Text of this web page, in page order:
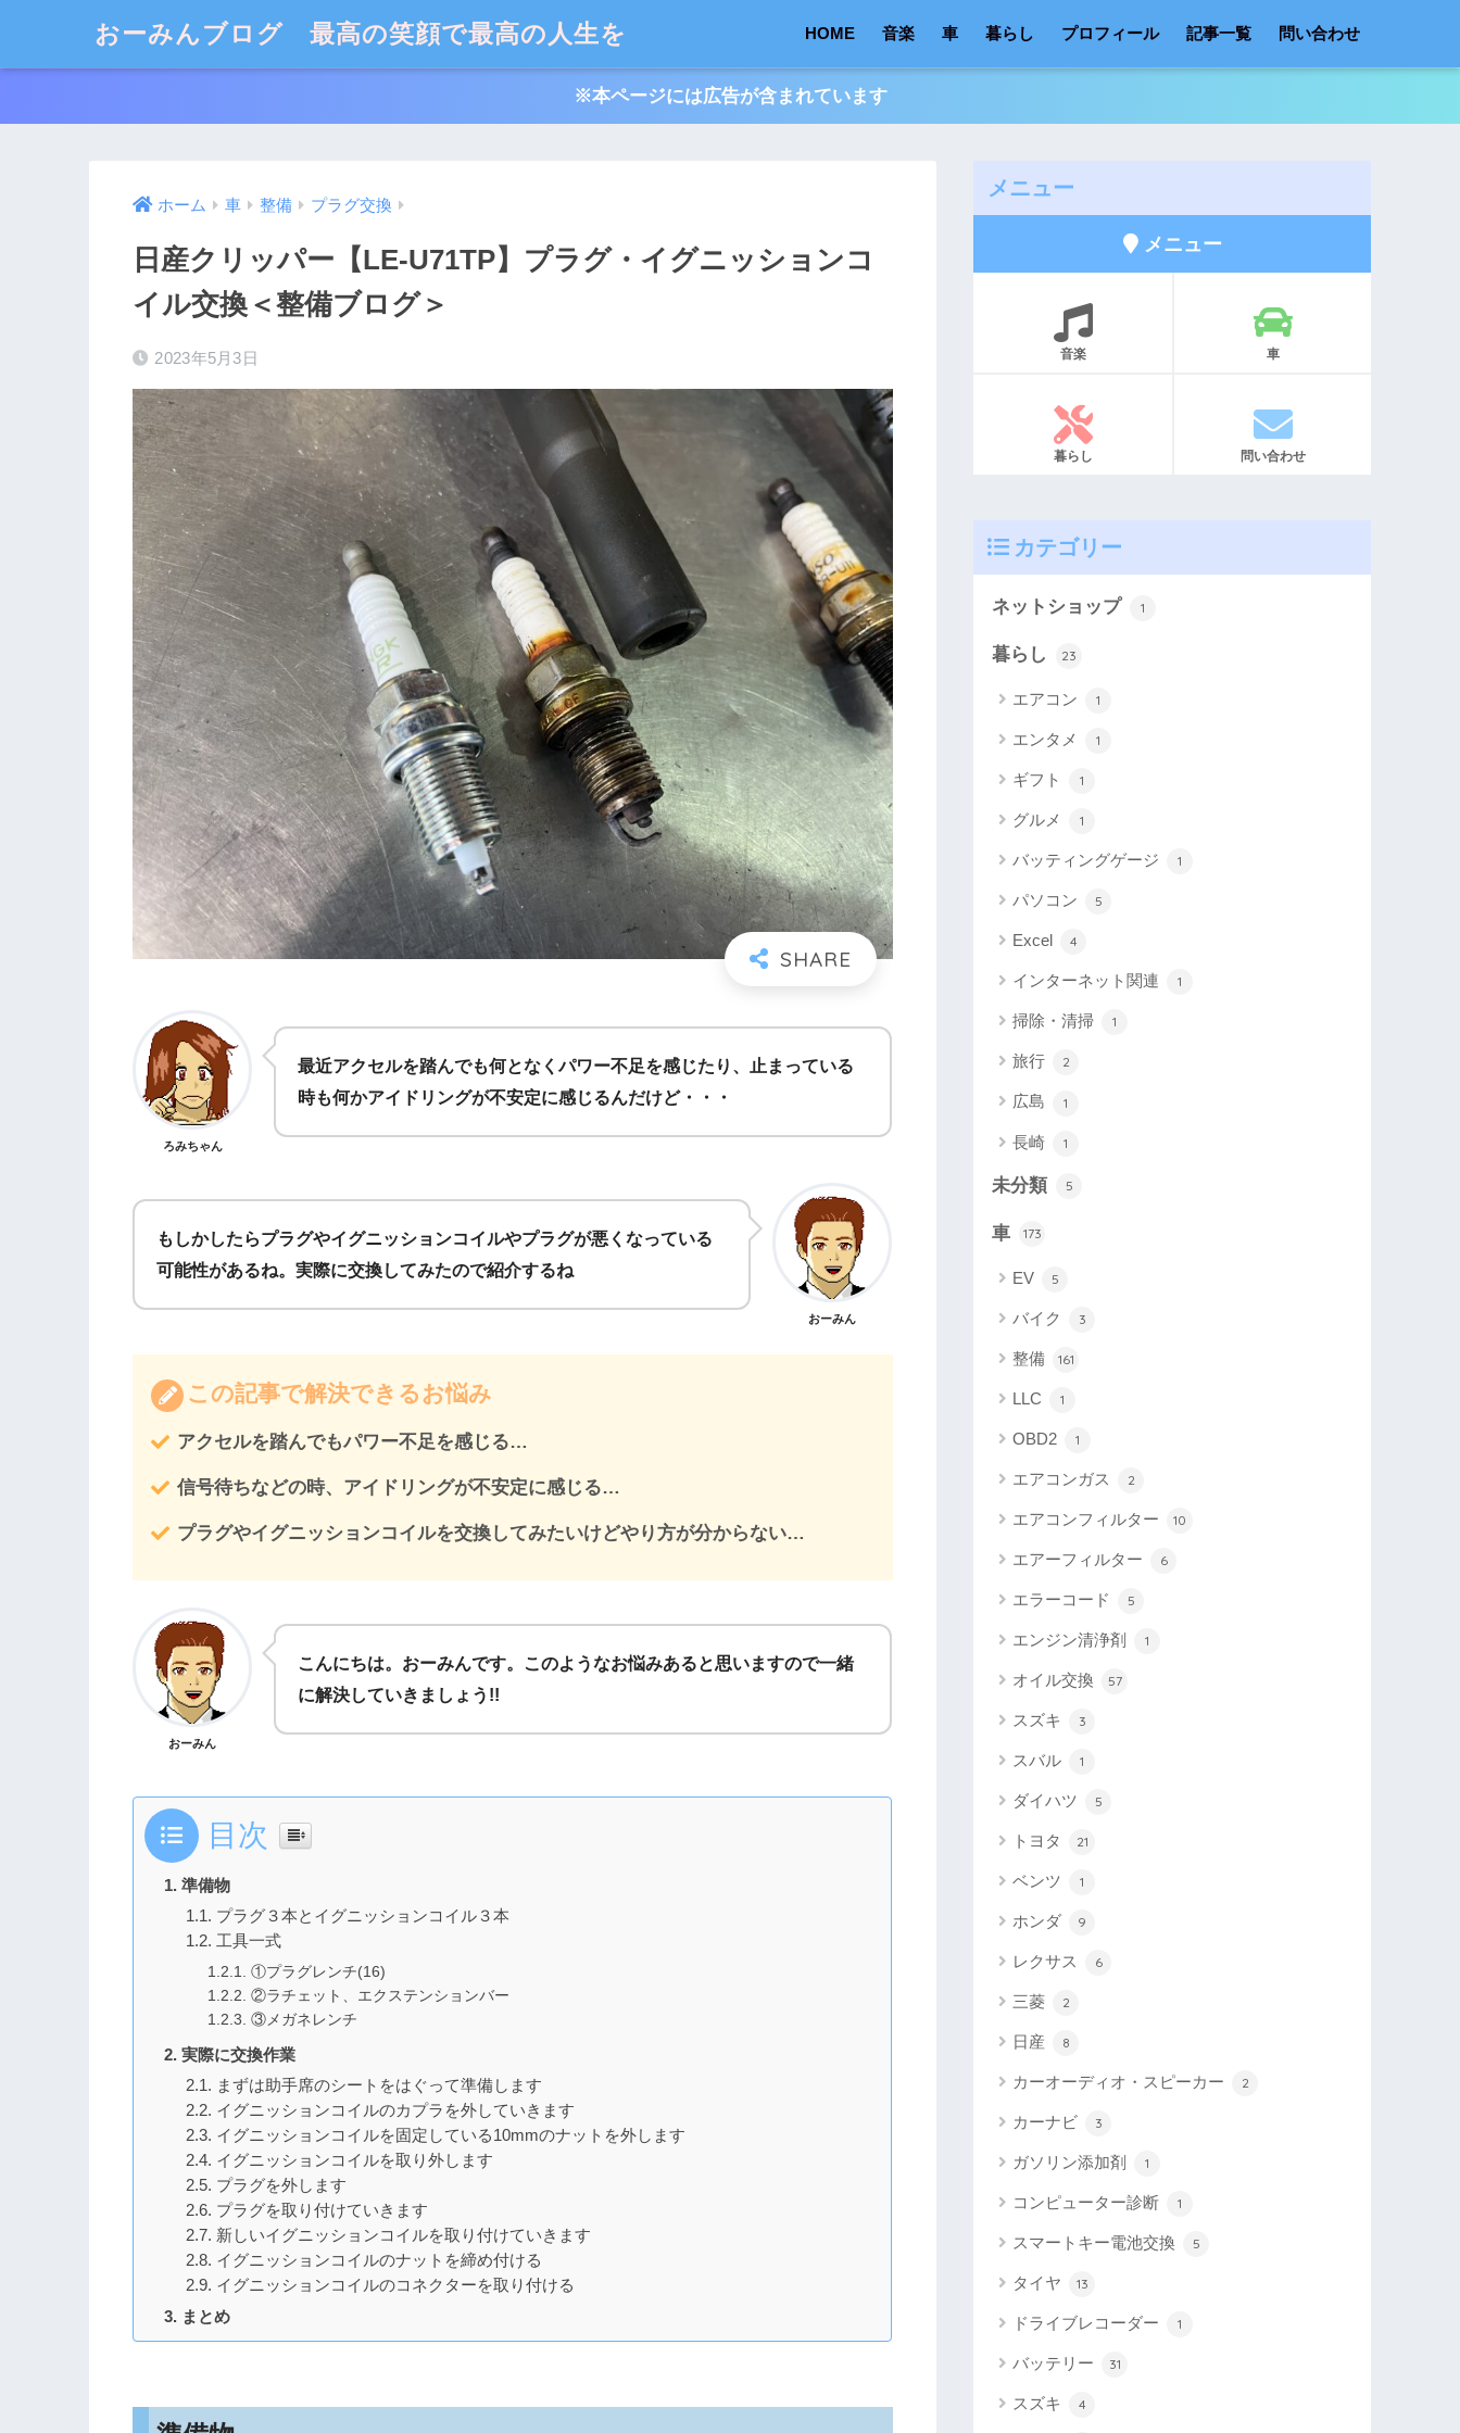
おーみんブログ 最高の笑顔で最高の人生を HOME 音楽 車 暮らし プロフィール 記事一覧 問い合わせ
※本ページには広告が含まれています
ホーム 車 整備 プラグ交換
日産クリッパー【LE-U71TP】プラグ・イグニッションコ
イル交換＜整備ブログ＞
2023年5月3日
ろみちゃん
最近アクセルを踏んでも何となくパワー不足を感じたり、止まっている
時も何かアイドリングが不安定に感じるんだけど・・・
もしかしたらプラグやイグニッションコイルやプラグが悪くなっている
可能性があるね。実際に交換してみたので紹介するね
おーみん
この記事で解決できるお悩み
アクセルを踏んでもパワー不足を感じる…
信号待ちなどの時、アイドリングが不安定に感じる…
プラグやイグニッションコイルを交換してみたいけどやり方が分からない…
おーみん
こんにちは。おーみんです。このようなお悩みあると思いますので一緒
に解決していきましょう!!
目次
準備物
プラグ３本とイグニッションコイル３本
工具一式
①プラグレンチ(16)
②ラチェット、エクステンションバー
③メガネレンチ
実際に交換作業
まずは助手席のシートをはぐって準備します
イグニッションコイルのカプラを外していきます
イグニッションコイルを固定している10mmのナットを外します
イグニッションコイルを取り外します
プラグを外します
プラグを取り付けていきます
新しいイグニッションコイルを取り付けていきます
イグニッションコイルのナットを締め付ける
イグニッションコイルのコネクターを取り付ける
まとめ
メニュー
メニュー
音楽 車
暮らし 問い合わせ
カテゴリー
ネットショップ 1
暮らし 23
エアコン 1
エンタメ 1
ギフト 1
グルメ 1
バッティングゲージ 1
パソコン 5
Excel 4
インターネット関連 1
掃除・清掃 1
旅行 2
広島 1
長崎 1
未分類 5
車 173
EV 5
バイク 3
整備 161
LLC 1
OBD2 1
エアコンガス 2
エアコンフィルター 10
エアーフィルター 6
エラーコード 5
エンジン清浄剤 1
オイル交換 57
スズキ 3
スバル 1
ダイハツ 5
トヨタ 21
ベンツ 1
ホンダ 9
レクサス 6
三菱 2
日産 8
カーオーディオ・スピーカー 2
カーナビ 3
ガソリン添加剤 1
コンピューター診断 1
スマートキー電池交換 5
タイヤ 13
ドライブレコーダー 1
バッテリー 31
スズキ 4